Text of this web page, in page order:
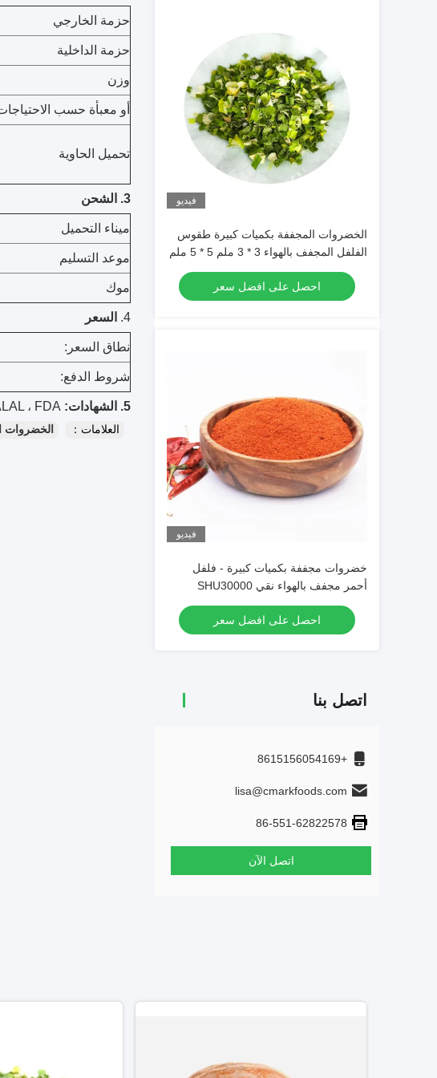
فيديو
الخضروات المجففة بكميات كبيرة طقوس
الفلفل المجفف بالهواء 3 * 3 ملم 5 * 5 ملم
مع اللون الطبيعي والذوق
احصل على افضل سعر
فيديو
خضروات مجففة بكميات كبيرة - فلفل
أحمر مجفف بالهواء نقي SHU30000
مسحوق فلفل أحمر حار مسحوق فلفل حار
احصل على افضل سعر
اتصل بنا
+8615156054169
lisa@cmarkfoods.com
86-551-62822578
اتصل الآن
حزمة الخارجي
حزمة الداخلية
وزن
أو معبأة حسب
تحميل الحاوية
3. الشحن
ميناء التحميل
موعد التسليم
موك
4. السعر
نطاق السعر:
شروط الدفع:
5. الشهادات:
العلامات： الخضروات